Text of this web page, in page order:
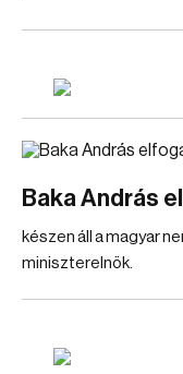
Baka András
készen áll a magyar
miniszterelnök.